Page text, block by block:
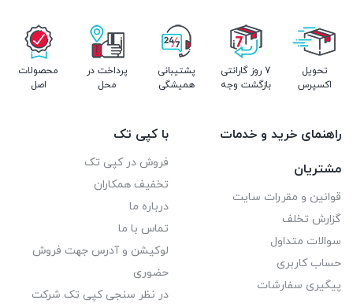
تحویل
اکسپرس
7 روز گارانتی
بازگشت وجه
پشتیبانی
همیشگی
پرداخت در
محل
محصولات
اصل
راهنمای خرید و خدمات
مشتریان
قوانین و مقررات سایت
گزارش تخلف
سوالات متداول
حساب کاربری
پیگیری سفارشات
با کپی تک
فروش در کپی تک
تخفیف همکاران
درباره ما
تماس با ما
لوکیشن و آدرس جهت فروش
حضوری
در نظر سنجی کپی تک شرکت